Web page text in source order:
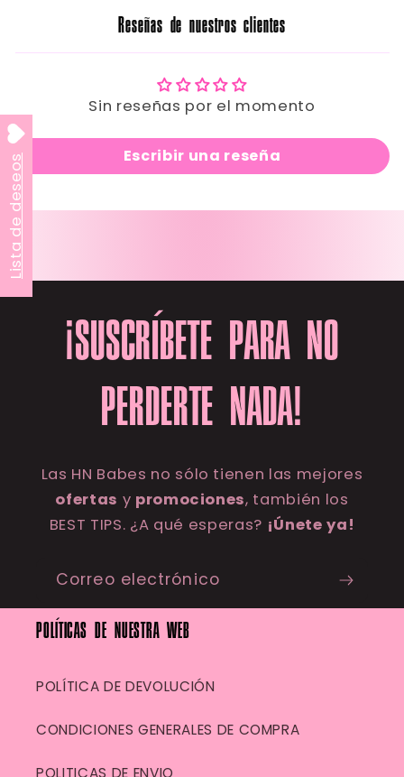
Reseñas de nuestros clientes
Sin reseñas por el momento
Escribir una reseña
¡SUSCRÍBETE PARA NO
PERDERTE NADA!
Las HN Babes no sólo tienen las mejores
ofertas y promociones, también los
BEST TIPS. ¿A qué esperas? ¡Únete ya!
Correo electrónico
POLÍTICAS DE NUESTRA WEB
POLÍTICA DE DEVOLUCIÓN
CONDICIONES GENERALES DE COMPRA
POLITICAS DE ENVIO
Lista de deseos